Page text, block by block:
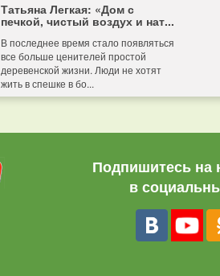
Татьяна Легкая: «Дом с
печкой, чистый воздух и нат...
В последнее время стало появляться
все больше ценителей простой
деревенской жизни. Люди не хотят
жить в спешке в бо...
Подпишитесь на
в